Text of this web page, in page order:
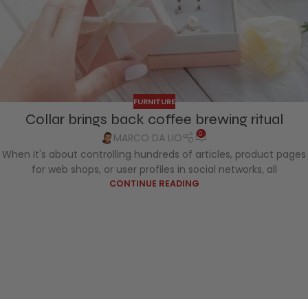
FURNITURE
Collar brings back coffee brewing ritual
MARCO DA LIO 0
When it's about controlling hundreds of articles, product pages
for web shops, or user profiles in social networks, all
CONTINUE READING